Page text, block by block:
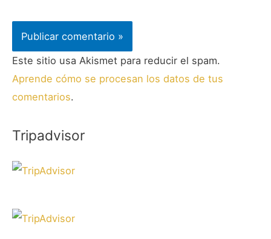
Este sitio usa Akismet para reducir el spam.
Aprende cómo se procesan los datos de tus
comentarios.
Tripadvisor